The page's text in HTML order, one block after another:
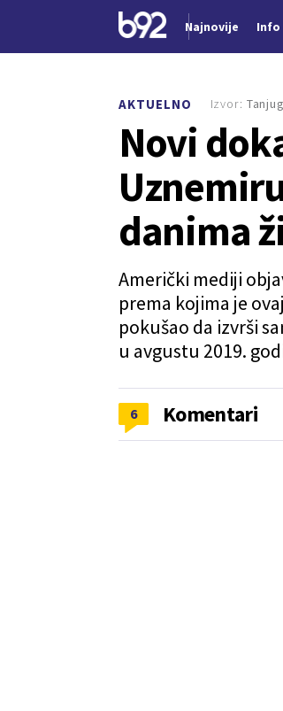
Najnovije Info
AKTUELNO
Novi
danima
Američki mediji
prema kojima je
pokušao da izvrši
u avgustu 2019.
Izvor: Tanjug
6 Komentari